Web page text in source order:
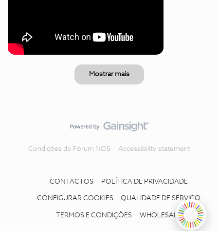
Mostrar mais
Condições do Fórum NOS Accessibility statement
CONTACTOS POLÍTICA DE PRIVACIDADE
CONFIGURAR COOKIES QUALIDADE DE SERVIÇO
TERMOS E CONDIÇÕES WHOLESALE